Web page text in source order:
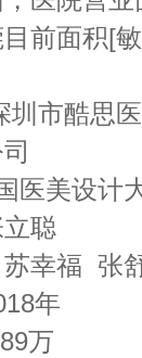
前面积[
圳市酷思
医美设计
聪
苏幸福 张
年
万